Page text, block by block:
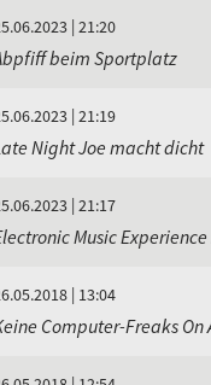
| 21:20
beim Sportplatz
| 21:19
Night Joe macht dicht
| 21:17
Music
| 13:04
Computer-Freaks On